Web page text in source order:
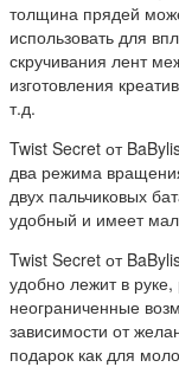
толщина прядей
использовать для
скручивания лент
изготовления
т.д.
Twist Secret от
два режима
двух пальчиковых
удобный и имеет
Twist Secret от
удобно лежит в
неограниченные
зависимости от
подарок как для